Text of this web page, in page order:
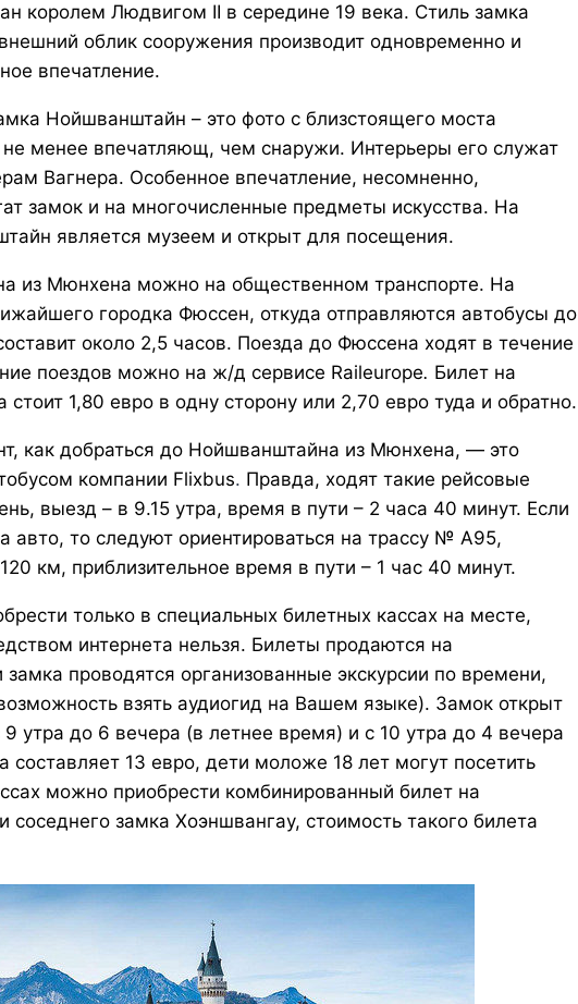
королем Людвигом II в середине 19 века. Стиль замка
облик сооружения производит одновременно и
впечатление.
Нойшванштайн – это фото с близстоящего моста
менее впечатляющ, чем снаружи. Интерьеры его служат
Вагнера. Особенное впечатление, несомненно,
замок и на многочисленные предметы искусства. На
является музеем и открыт для посещения.
из Мюнхена можно на общественном транспорте. На
городка Фюссен, откуда отправляются автобусы до
около 2,5 часов. Поезда до Фюссена ходят в течение
поездов можно на ж/д сервисе Raileurope. Билет на
1,80 евро в одну сторону или 2,70 евро туда и обратно.
как добраться до Нойшванштайна из Мюнхена, — это
компании Flixbus. Правда, ходят такие рейсовые
выезд – в 9.15 утра, время в пути – 2 часа 40 минут. Если
авто, то следуют ориентироваться на трассу № A95,
км, приблизительное время в пути – 1 час 40 минут.
только в специальных билетных кассах на месте,
интернета нельзя. Билеты продаются на
проводятся организованные экскурсии по времени,
взять аудиогид на Вашем языке). Замок открыт
утра до 6 вечера (в летнее время) и с 10 утра до 4 вечера
составляет 13 евро, дети моложе 18 лет могут посетить
можно приобрести комбинированный билет на
замка Хоэншвангау, стоимость такого билета